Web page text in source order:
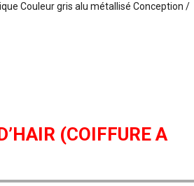
Couleur gris alu métallisé Conception /
(COIFFURE A